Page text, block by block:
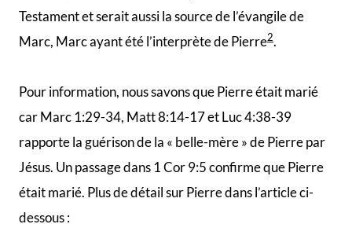
Testament et serait aussi la source de l’évangile de
Marc, Marc ayant été l’interprète de Pierre2.
Pour information, nous savons que Pierre était marié
car Marc 1:29-34, Matt 8:14-17 et Luc 4:38-39
rapporte la guérison de la « belle-mère » de Pierre par
Jésus. Un passage dans 1 Cor 9:5 confirme que Pierre
était marié. Plus de détail sur Pierre dans l’article ci-
dessous :